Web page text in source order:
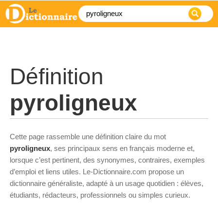
Définition
pyroligneux
Cette page rassemble une définition claire du mot
pyroligneux, ses principaux sens en français moderne et,
lorsque c’est pertinent, des synonymes, contraires, exemples
d’emploi et liens utiles. Le-Dictionnaire.com propose un
dictionnaire généraliste, adapté à un usage quotidien : élèves,
étudiants, rédacteurs, professionnels ou simples curieux.